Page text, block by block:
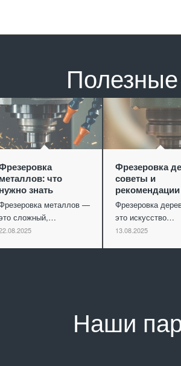
Полезные
металлов: что
нужно знать
металлов —
сложный,…
Фрезеровка
советы и
рекомендации
Фрезеровка
это искусство…
13.08.2025
Наши